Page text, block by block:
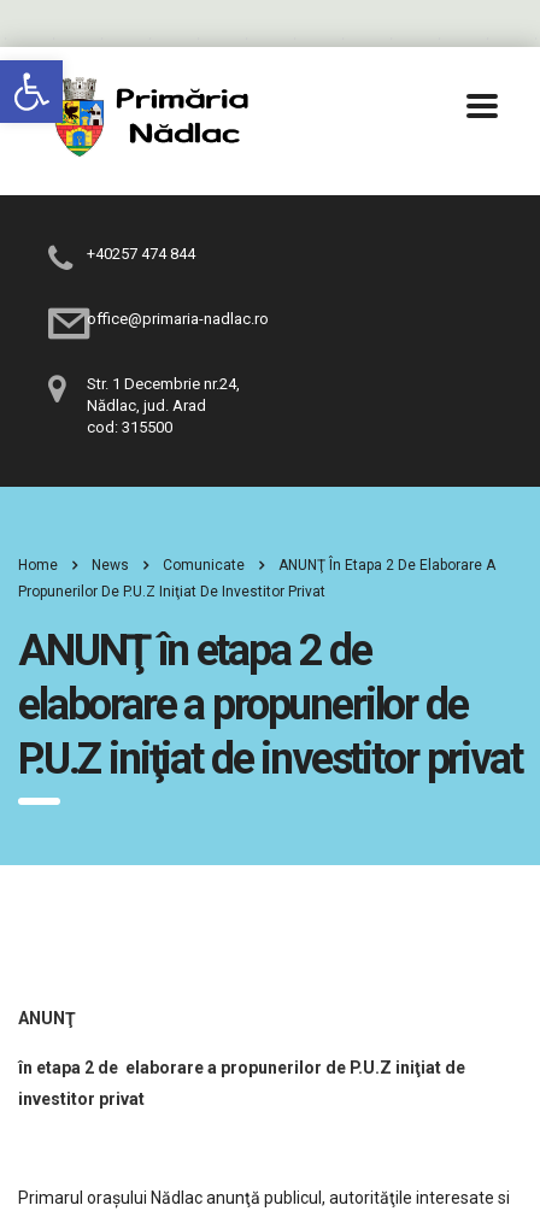
Deschide bara de unelte
+40257 474 844
office@primaria-nadlac.ro
Str. 1 Decembrie nr.24,
Nădlac, jud. Arad
cod: 315500
Home News Comunicate
ANUNŢ În Etapa 2 De Elaborare A
Propunerilor De P.U.Z Iniţiat De Investitor Privat
ANUNŢ în etapa 2 de
elaborare a propunerilor de
P.U.Z iniţiat de investitor privat
ANUNŢ
în etapa 2 de elaborare a propunerilor de P.U.Z iniţiat de
investitor privat
Primarul orașului Nădlac anunţă publicul, autorităţile interesate si